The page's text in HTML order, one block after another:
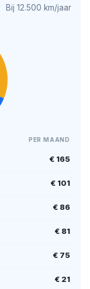
Bij 12.500 km/jaar
PER MAAND
€ 165
€ 101
€ 86
€ 81
€ 75
€ 21